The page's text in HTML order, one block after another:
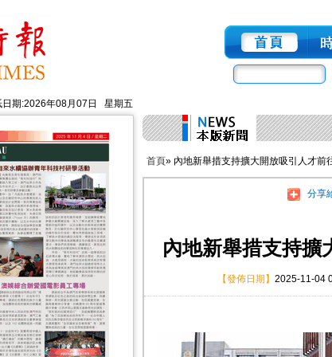
日期:2026年08月07日 星期五
首頁» 內地新舉措支持擴大開放吸引人才前
分享
內地新舉措支持擴
【發佈日期】 2025-11-04